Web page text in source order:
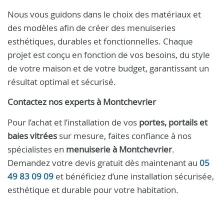
Nous vous guidons dans le choix des matériaux et
des modèles afin de créer des menuiseries
esthétiques, durables et fonctionnelles. Chaque
projet est conçu en fonction de vos besoins, du style
de votre maison et de votre budget, garantissant un
résultat optimal et sécurisé.
Contactez nos experts à Montchevrier
Pour l’achat et l’installation de vos portes, portails et
baies vitrées sur mesure, faites confiance à nos
spécialistes en menuiserie à Montchevrier.
Demandez votre devis gratuit dès maintenant au 05
49 83 09 09 et bénéficiez d’une installation sécurisée,
esthétique et durable pour votre habitation.